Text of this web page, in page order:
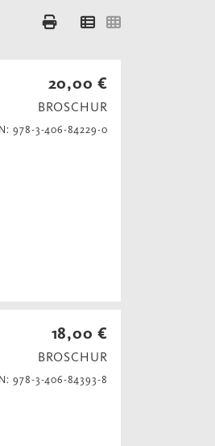
20,00 €
BROSCHUR
978-3-406-84229-0
18,00 €
BROSCHUR
978-3-406-84393-8